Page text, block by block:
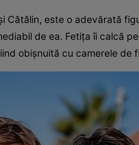
Cătălin, este o adevărată
de ea. Fetița îi calcă
obișnuită cu camerele de